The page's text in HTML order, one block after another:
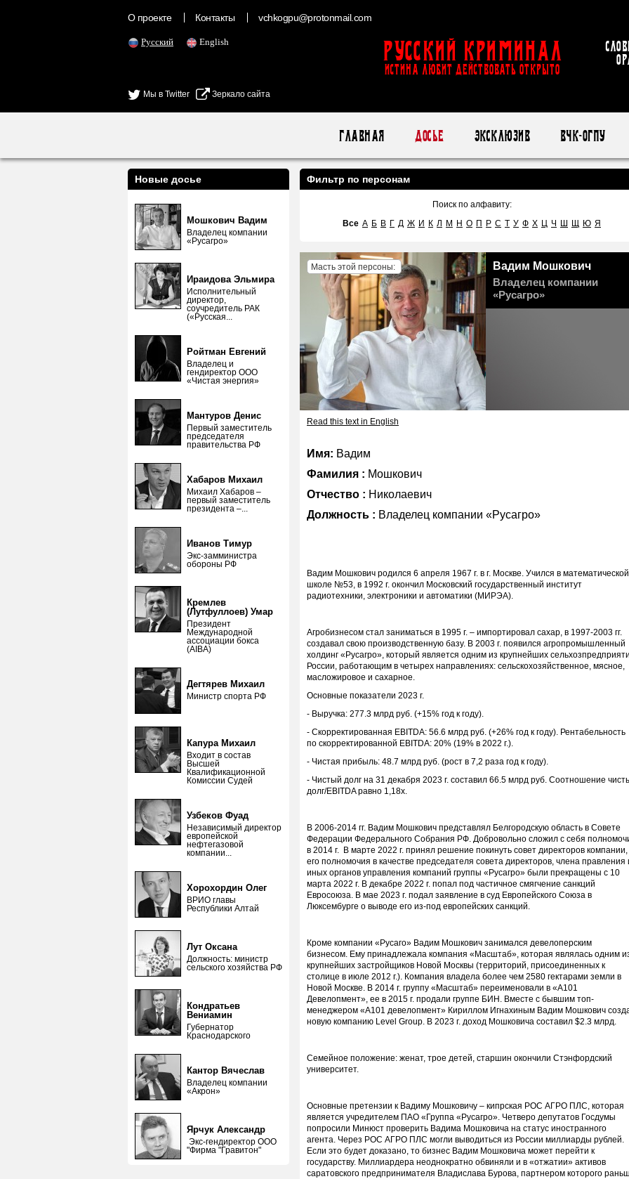
О проекте Контакты vchkogpu@protonmail.com
Русский English
Мы в Twitter Зеркало сайта
Русский Криминал
ИСТИНА ЛЮБИТ ДЕЙСТВОВАТЬ ОТКРЫТО
Главная Досье Эксклюзив ВЧК-ОГПУ
Новые досье
Мошкович Вадим
Владелец компании
«Русагро»
Ираидова Эльмира
Исполнительный
директор,
соучредитель РАК
(«Русская...
Ройтман Евгений
Владелец и
гендиректор ООО
«Чистая энергия»
Мантуров Денис
Первый заместитель
председателя
правительства РФ
Хабаров Михаил
Михаил Хабаров –
первый заместитель
президента –...
Иванов Тимур
Экс-замминистра
обороны РФ
Кремлев
(Лутфуллоев) Умар
Президент
Международной
ассоциации бокса
(AIBA)
Дегтярев Михаил
Министр спорта РФ
Капура Михаил
Входит в состав
Высшей
Квалификационной
Комиссии Судей
Узбеков Фуад
Независимый директор
европейской
нефтегазовой
компании...
Хорохордин Олег
ВРИО главы
Республики Алтай
Лут Оксана
Должность: министр
сельского хозяйства РФ
Кондратьев
Вениамин
Губернатор
Краснодарского
Кантор Вячеслав
Владелец компании
«Акрон»
Ярчук Александр
Экс-гендиректор ООО
"Фирма "Гравитон"
Фильтр по персонам
Поиск по алфавиту:
Все А Б В Г Д Ж И К Л М Н О П Р С Т У Ф Х Ц Ч Ш Щ Ю Я
Масть этой персоны:
Вадим Мошкович
Владелец компании
«Русагро»
Read this text in English
Имя: Вадим
Фамилия : Мошкович
Отчество : Николаевич
Должность : Владелец компании «Русагро»
Вадим Мошкович родился 6 апреля 1967 г. в г. Москве. Учился в математической
школе №53, в 1992 г. окончил Московский государственный институт
радиотехники, электроники и автоматики (МИРЭА).
Агробизнесом стал заниматься в 1995 г. – импортировал сахар, в 1997-2003 гг.
создавал свою производственную базу. В 2003 г. появился агропромышленный
холдинг «Русагро», который является одним из крупнейших
России, работающим в четырех направлениях: сельскохозяйственное, мясное,
масложировое и сахарное.
Основные показатели 2023 г.
- Выручка: 277.3 млрд руб. (+15% год к году).
- Скорректированная EBITDA: 56.6 млрд руб. (+26% год к году). Рентабельность
по скорректированной EBITDA: 20% (19% в 2022 г.).
- Чистая прибыль: 48.7 млрд руб. (рост в 7,2 раза год к году).
- Чистый долг на 31 декабря 2023 г. составил 66.5 млрд руб. Соотношение
долг/EBITDA равно 1,18x.
В 2006-2014 гг. Вадим Мошкович представлял Белгородскую область в Совете
Федерации Федерального Собрания РФ. Добровольно сложил с себя
в 2014 г. В марте 2022 г. принял решение покинуть совет директоров компании,
его полномочия в качестве председателя совета директоров, члена правления
иных органов управления компаний группы «Русагро» были прекращены с 10
марта 2022 г. В декабре 2022 г. попал под частичное смягчение санкций
Евросоюза. В мае 2023 г. подал заявление в суд Европейского Союза в
Люксембурге о выводе его из-под европейских санкций.
Кроме компании «Русаго» Вадим Мошкович занимался девелоперским
бизнесом. Ему принадлежала компания «Масштаб», которая являлась одним
крупнейших застройщиков Новой Москвы (территорий, присоединенных к
столице в июле 2012 г.). Компания владела более чем 2580 гектарами земли в
Новой Москве. В 2014 г. группу «Масштаб» переименовали в «А101
Девелопмент», ее в 2015 г. продали группе БИН. Вместе с бывшим топ-
менеджером «A101 девелопмент» Кириллом Игнахиным Вадим Мошкович
новую компанию Level Group. В 2023 г. доход Мошковича составил $2.3 млрд.
Семейное положение: женат, трое детей, старшин окончили Стэнфордский
университет.
Основные претензии к Вадиму Мошковичу – кипрская РОС АГРО ПЛС, которая
является учредителем ПАО «Группа «Русагро». Четверо депутатов Госдумы
попросили Минюст проверить Вадима Мошковича на статус иностранного
агента. Через РОС АГРО ПЛС могли выводиться из России миллиарды рублей.
Если это будет доказано, то бизнес Вадим Мошковича может перейти к
государству. Миллиардера неоднократно обвиняли и в «отжатии» активов
саратовского предпринимателя Владислава Бурова, партнером которого